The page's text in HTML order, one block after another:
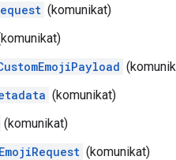
(komunikat)
(komunikat)
(komunikat)
(komunikat)